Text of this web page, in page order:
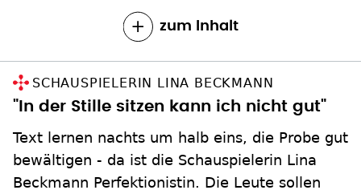
zum Inhalt
SCHAUSPIELERIN LINA BECKMANN
"In der Stille sitzen kann ich nicht gut"
Text lernen nachts um halb eins, die Probe gut
bewältigen - da ist die Schauspielerin Lina
Beckmann Perfektionistin. Die Leute sollen